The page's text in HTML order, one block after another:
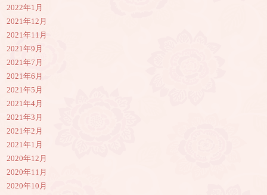
2022年1月
2021年12月
2021年11月
2021年9月
2021年7月
2021年6月
2021年5月
2021年4月
2021年3月
2021年2月
2021年1月
2020年12月
2020年11月
2020年10月